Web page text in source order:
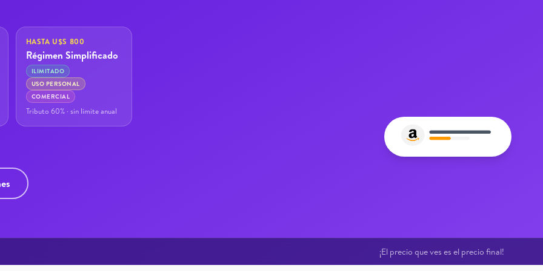
HASTA U$S 800
Régimen Simplificado
ILIMITADO
USO PERSONAL
COMERCIAL
Tributo 60% · sin límite anual
¡El precio que ves es el precio final!